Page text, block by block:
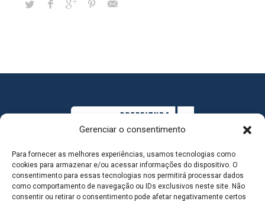
Gerenciar o consentimento
Para fornecer as melhores experiências, usamos tecnologias como
cookies para armazenar e/ou acessar informações do dispositivo. O
consentimento para essas tecnologias nos permitirá processar dados
como comportamento de navegação ou IDs exclusivos neste site. Não
consentir ou retirar o consentimento pode afetar negativamente certos